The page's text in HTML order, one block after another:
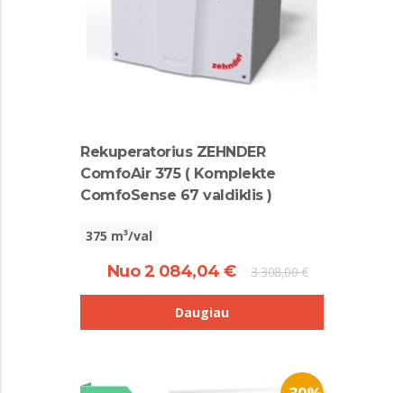
Rekuperatorius ZEHNDER
ComfoAir 375 ( Komplekte
ComfoSense 67 valdiklis )
375 m³/val
Nuo 2 084,04 € 3 308,00 €
Daugiau